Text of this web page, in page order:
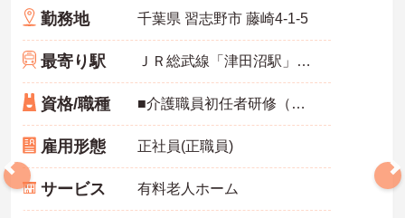
勤務地 千葉県 習志野市 藤崎4-1-5
最寄り駅 ＪＲ総武線「津田沼駅」徒歩17分
資格/職種 ■介護職員初任者研修（ヘルパー2級）以上 ■未経験可
雇用形態 正社員(正職員)
サービス 有料老人ホーム